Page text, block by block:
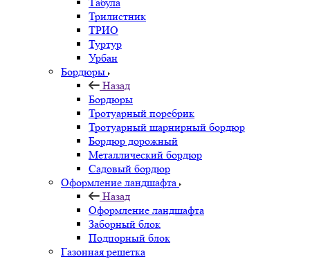
Трилистник
ТРИО
Туртур
Урбан
Бордюры
Назад
Бордюры
Тротуарный поребрик
Тротуарный шарнирный бордюр
Бордюр дорожный
Металлический бордюр
Садовый бордюр
Оформление ландшафта
Назад
Оформление ландшафта
Заборный блок
Подпорный блок
Газонная решетка